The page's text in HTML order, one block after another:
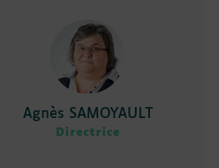
Agnès SAMOYAULT
Directrice